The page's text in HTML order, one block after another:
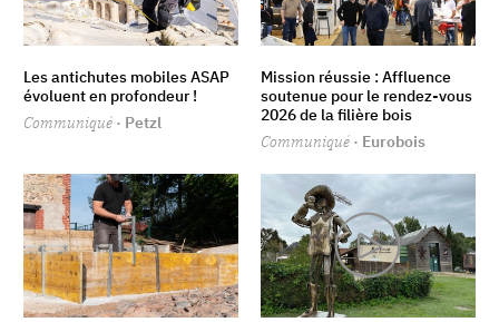
Les antichutes mobiles ASAP
évoluent en profondeur !
Communiqué · Petzl
Mission réussie : Affluence
soutenue pour le rendez-vous
2026 de la filière bois
Communiqué · Eurobois